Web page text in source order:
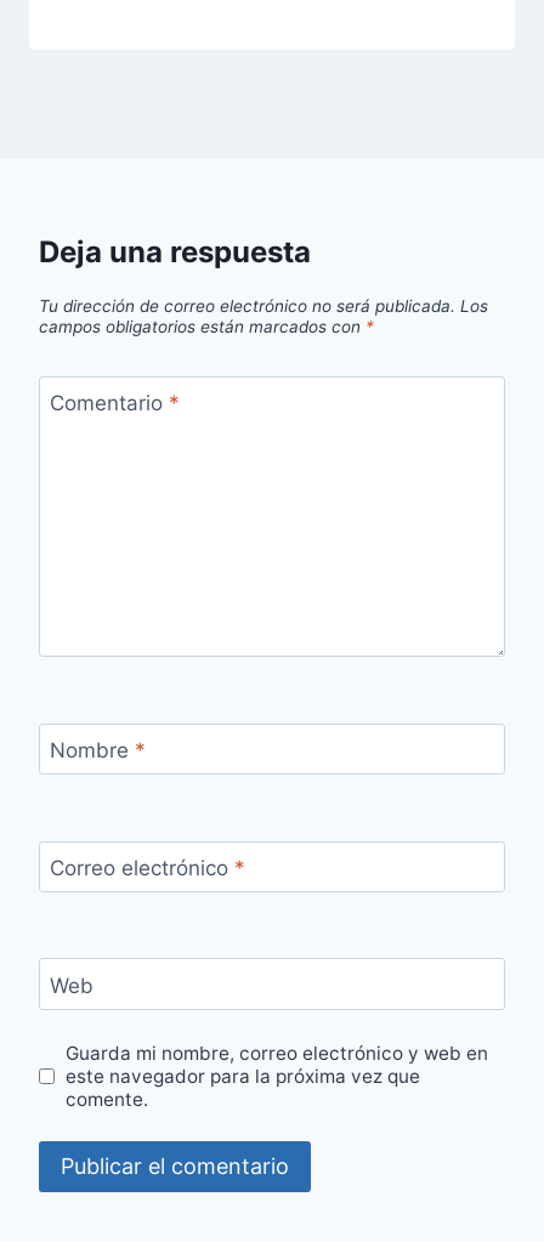
Deja una respuesta
Tu dirección de correo electrónico no será publicada. Los
campos obligatorios están marcados con *
Comentario *
Nombre *
Correo electrónico *
Web
Guarda mi nombre, correo electrónico y web en
este navegador para la próxima vez que
comente.